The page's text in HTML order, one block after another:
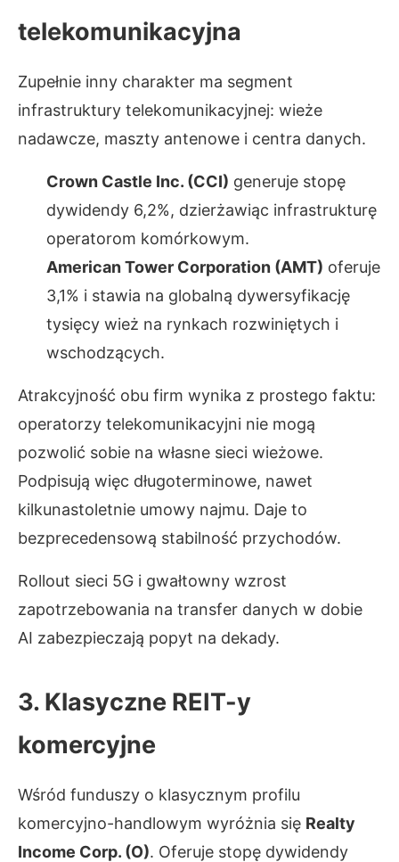
telekomunikacyjna
Zupełnie inny charakter ma segment
infrastruktury telekomunikacyjnej: wieże
nadawcze, maszty antenowe i centra danych.
Crown Castle Inc. (CCI) generuje stopę
dywidendy 6,2%, dzierżawiąc infrastrukturę
operatorom komórkowym.
American Tower Corporation (AMT) oferuje
3,1% i stawia na globalną dywersyfikację
tysięcy wież na rynkach rozwiniętych i
wschodzących.
Atrakcyjność obu firm wynika z prostego faktu:
operatorzy telekomunikacyjni nie mogą
pozwolić sobie na własne sieci wieżowe.
Podpisują więc długoterminowe, nawet
kilkunastoletnie umowy najmu. Daje to
bezprecedensową stabilność przychodów.
Rollout sieci 5G i gwałtowny wzrost
zapotrzebowania na transfer danych w dobie
AI zabezpieczają popyt na dekady.
3. Klasyczne REIT-y
komercyjne
Wśród funduszy o klasycznym profilu
komercyjno-handlowym wyróżnia się Realty
Income Corp. (O). Oferuje stopę dywidendy